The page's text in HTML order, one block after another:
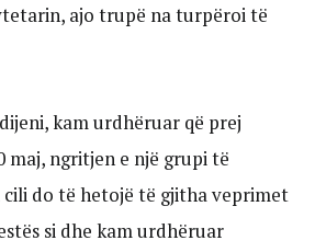
ajo trupë na turpëroi të
kam urdhëruar që prej
maj, ngritjen e një grupi të
cili do të hetojë të gjitha veprimet
si dhe kam urdhëruar